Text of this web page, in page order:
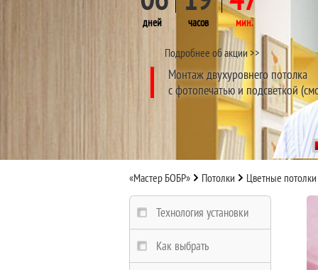
дней часов мин.
Подробнее об акции >>
Монтаж двухуровнего потолка
с фотопечатью и подсветкой
«Мастер БОБР» Потолки Цветные потолки
Технология установки
Как выбрать